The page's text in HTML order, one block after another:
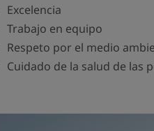
Excelencia
Trabajo en equipo
Respeto por el medio
Cuidado de la salud de las